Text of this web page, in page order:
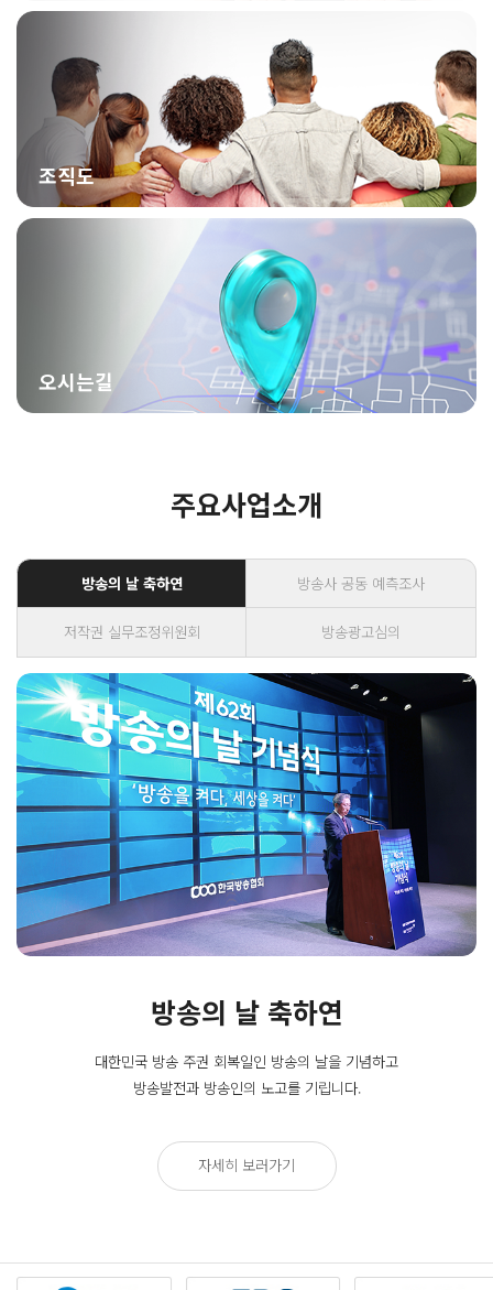
조직도
오시는길
주요사업소개
방송의 날 축하연 방송사 공동 예측조사
저작권 실무조정위원회 방송광고심의
방송의 날 축하연
대한민국 방송 주권 회복일인 방송의 날을 기념하고
방송발전과 방송인의 노고를 기립니다.
자세히 보러가기